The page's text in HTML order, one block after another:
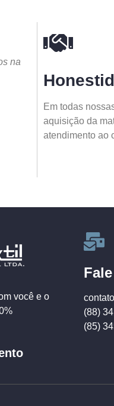
na
Em todas
aquisição da
atendimento ao
você e o
(88)
(85)